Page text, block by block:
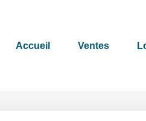
Accueil Ventes